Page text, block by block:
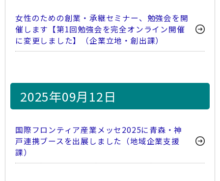
女性のための創業・承継セミナー、勉強会を開
催します【第1回勉強会を完全オンライン開催
に変更しました】（企業立地・創出課）
2025年09月12日
国際フロンティア産業メッセ2025に青森・神
戸連携ブースを出展しました（地域企業支援
課）